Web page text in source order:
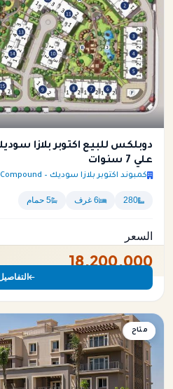
دوبلكس للبيع اكتوبر بلازا
علي 7 سنوات
كمبوند اكتوبر بلازا سوديك – October Plaza Sodic Compound
280 6 غرف 5 حمام
السعر
18,200,000
شقة
متاح